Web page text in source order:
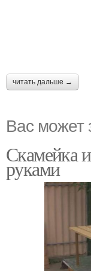
читать дальше →
Вас может
Скамейка
руками